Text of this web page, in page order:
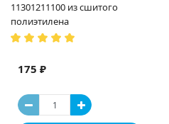
11301211100 из сшитого
полиэтилена
175 ₽